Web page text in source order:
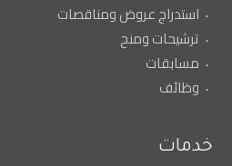
استدراج عروض ومناقصات
ترشيحات ومنح
مسابقات
وظائف
خدمات